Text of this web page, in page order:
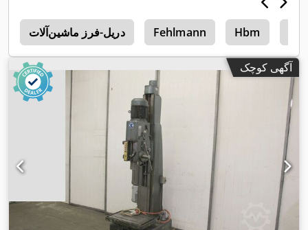
دریل-فرز ماشین‌آلات Fehlmann Hbm
آگهی کوچک